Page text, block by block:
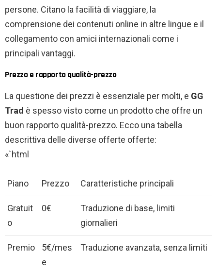
persone. Citano la facilità di viaggiare, la
comprensione dei contenuti online in altre lingue e il
collegamento con amici internazionali come i
principali vantaggi.
Prezzo e rapporto qualità-prezzo
La questione dei prezzi è essenziale per molti, e GG
Trad è spesso visto come un prodotto che offre un
buon rapporto qualità-prezzo. Ecco una tabella
descrittiva delle diverse offerte offerte:
«`html
Piano Prezzo Caratteristiche principali
Gratuit
o
0€
Traduzione di base, limiti
giornalieri
Premio
5€/mes
e
Traduzione avanzata, senza limiti